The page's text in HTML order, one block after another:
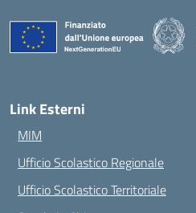
Link Esterni
MIM
Ufficio Scolastico Regionale
Ufficio Scolastico Territoriale